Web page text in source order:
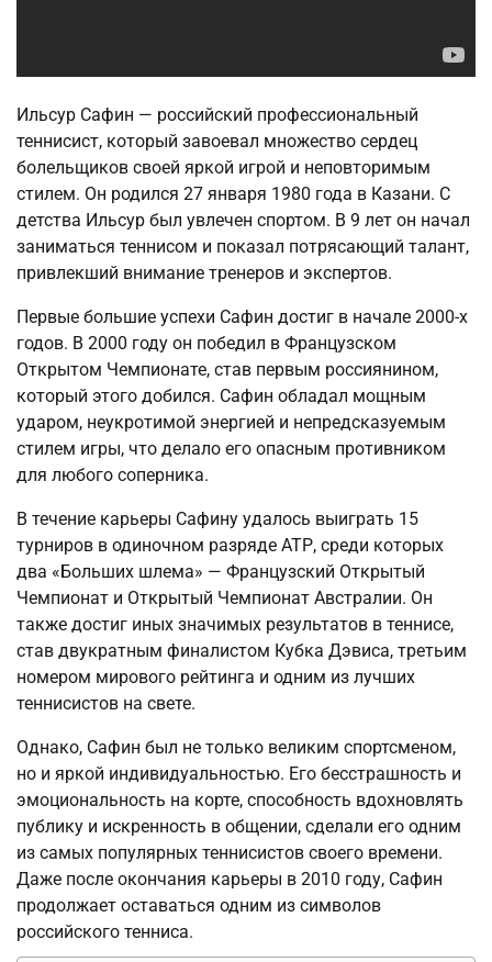
Ильсур Сафин — российский профессиональный
теннисист, который завоевал множество сердец
болельщиков своей яркой игрой и неповторимым
стилем. Он родился 27 января 1980 года в Казани. С
детства Ильсур был увлечен спортом. В 9 лет он начал
заниматься теннисом и показал потрясающий талант,
привлекший внимание тренеров и экспертов.
Первые большие успехи Сафин достиг в начале 2000-х
годов. В 2000 году он победил в Французском
Открытом Чемпионате, став первым россиянином,
который этого добился. Сафин обладал мощным
ударом, неукротимой энергией и непредсказуемым
стилем игры, что делало его опасным противником
для любого соперника.
В течение карьеры Сафину удалось выиграть 15
турниров в одиночном разряде АТР, среди которых
два «Больших шлема» — Французский Открытый
Чемпионат и Открытый Чемпионат Австралии. Он
также достиг иных значимых результатов в теннисе,
став двукратным финалистом Кубка Дэвиса, третьим
номером мирового рейтинга и одним из лучших
теннисистов на свете.
Однако, Сафин был не только великим спортсменом,
но и яркой индивидуальностью. Его бесстрашность и
эмоциональность на корте, способность вдохновлять
публику и искренность в общении, сделали его одним
из самых популярных теннисистов своего времени.
Даже после окончания карьеры в 2010 году, Сафин
продолжает оставаться одним из символов
российского тенниса.